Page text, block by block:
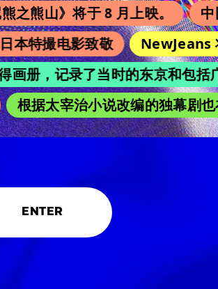
于 8 月上映。
中国翻拍版《
影致敬
NewJeans 将在日本
了当时的东京和包括广濑铃在
宰治小说改编的独幕剧也在吉
ENTER